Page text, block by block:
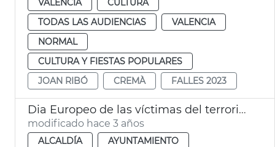
TODAS LAS AUDIENCIAS
VALENCIA
NORMAL
CULTURA Y FIESTAS POPULARES
JOAN RIBÓ
CREMÀ FALLES 2023
Dia Europeo de las víctimas del terrorismo
modificado hace 3 años
ALCALDÍA
AYUNTAMIENTO